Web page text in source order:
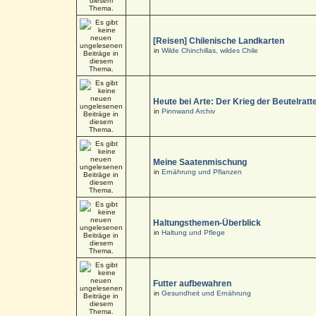
[Reisen] Chilenische Landkarten
in Wilde Chinchillas, wildes Chile
Heute bei Arte: Der Krieg der
in Pinnwand Archiv
Meine Saatenmischung
in Ernährung und Pflanzen
Haltungsthemen-Überblick
in Haltung und Pflege
Futter aufbewahren
in Gesundheit und Ernährung